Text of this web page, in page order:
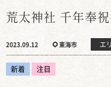
荒太神社 千年奉
2023.09.12 東海市 エ
新着 注目